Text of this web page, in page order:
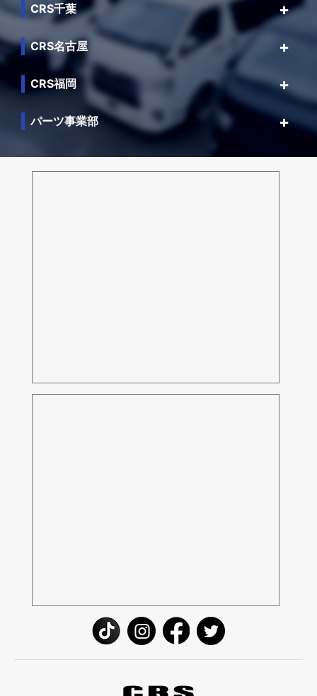
CRS千葉
CRS名古屋
CRS福岡
パーツ事業部